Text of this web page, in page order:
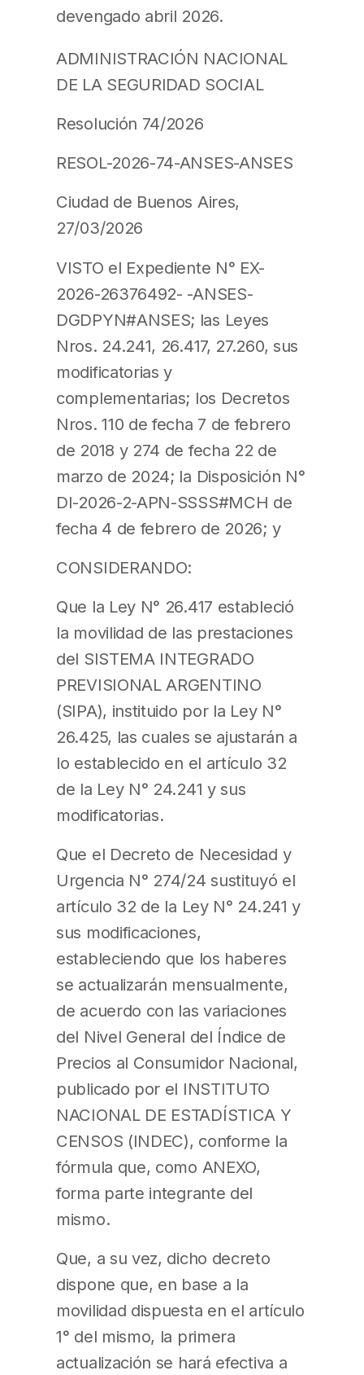
devengado abril 2026.
ADMINISTRACIÓN NACIONAL
DE LA SEGURIDAD SOCIAL
Resolución 74/2026
RESOL-2026-74-ANSES-ANSES
Ciudad de Buenos Aires,
27/03/2026
VISTO el Expediente N° EX-
2026-26376492- -ANSES-
DGDPYN#ANSES; las Leyes
Nros. 24.241, 26.417, 27.260, sus
modificatorias y
complementarias; los Decretos
Nros. 110 de fecha 7 de febrero
de 2018 y 274 de fecha 22 de
marzo de 2024; la Disposición N°
DI-2026-2-APN-SSSS#MCH de
fecha 4 de febrero de 2026; y
CONSIDERANDO:
Que la Ley N° 26.417 estableció
la movilidad de las prestaciones
del SISTEMA INTEGRADO
PREVISIONAL ARGENTINO
(SIPA), instituido por la Ley N°
26.425, las cuales se ajustarán a
lo establecido en el artículo 32
de la Ley N° 24.241 y sus
modificatorias.
Que el Decreto de Necesidad y
Urgencia N° 274/24 sustituyó el
artículo 32 de la Ley N° 24.241 y
sus modificaciones,
estableciendo que los haberes
se actualizarán mensualmente,
de acuerdo con las variaciones
del Nivel General del Índice de
Precios al Consumidor Nacional,
publicado por el INSTITUTO
NACIONAL DE ESTADÍSTICA Y
CENSOS (INDEC), conforme la
fórmula que, como ANEXO,
forma parte integrante del
mismo.
Que, a su vez, dicho decreto
dispone que, en base a la
movilidad dispuesta en el artículo
1° del mismo, la primera
actualización se hará efectiva a